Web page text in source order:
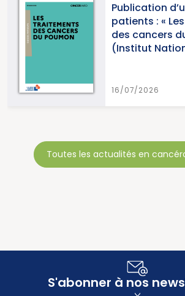
Publication d’un guide info
patients : « Les traitements
des cancers du poumon »
(Institut National du Cancer)
16/07/2026
Toutes les actualités en
S'abonner à nos